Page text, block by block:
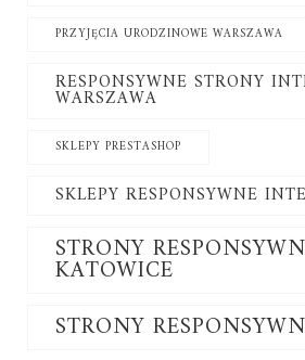
PRZYJĘCIA URODZINOWE WARSZAWA
RESPONSYWNE STRONY
WARSZAWA
SKLEPY PRESTASHOP
SKLEPY RESPONSYWNE
STRONY
KATOWICE
STRONY